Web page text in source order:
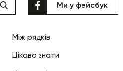
Між рядків
Цікаво знати
Ми у фейсбук